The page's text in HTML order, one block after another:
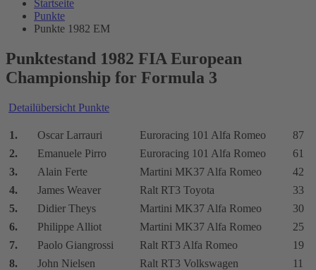
Startseite
Punkte
Punkte 1982 EM
Punktestand 1982 FIA European
Championship for Formula 3
Detailübersicht Punkte
1. Oscar Larrauri Euroracing 101 Alfa Romeo
87
2.
Emanuele Pirro Euroracing 101 Alfa Romeo
61
3.
Alain Ferte Martini MK37 Alfa Romeo
42
4.
James Weaver Ralt RT3 Toyota
33
5.
Didier Theys Martini MK37 Alfa Romeo
30
6.
Philippe Alliot Martini MK37 Alfa Romeo
25
7.
Paolo Giangrossi Ralt RT3 Alfa Romeo
19
8.
John Nielsen Ralt RT3 Volkswagen
11